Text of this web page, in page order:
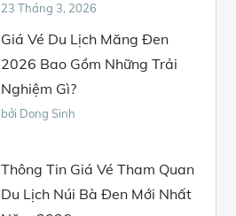
23 Tháng 3, 2026
Giá Vé Du Lịch Măng Đen
2026 Bao Gồm Những Trải
Nghiệm Gì?
bởi Dong Sinh
Thông Tin Giá Vé Tham Quan
Du Lịch Núi Bà Đen Mới Nhất